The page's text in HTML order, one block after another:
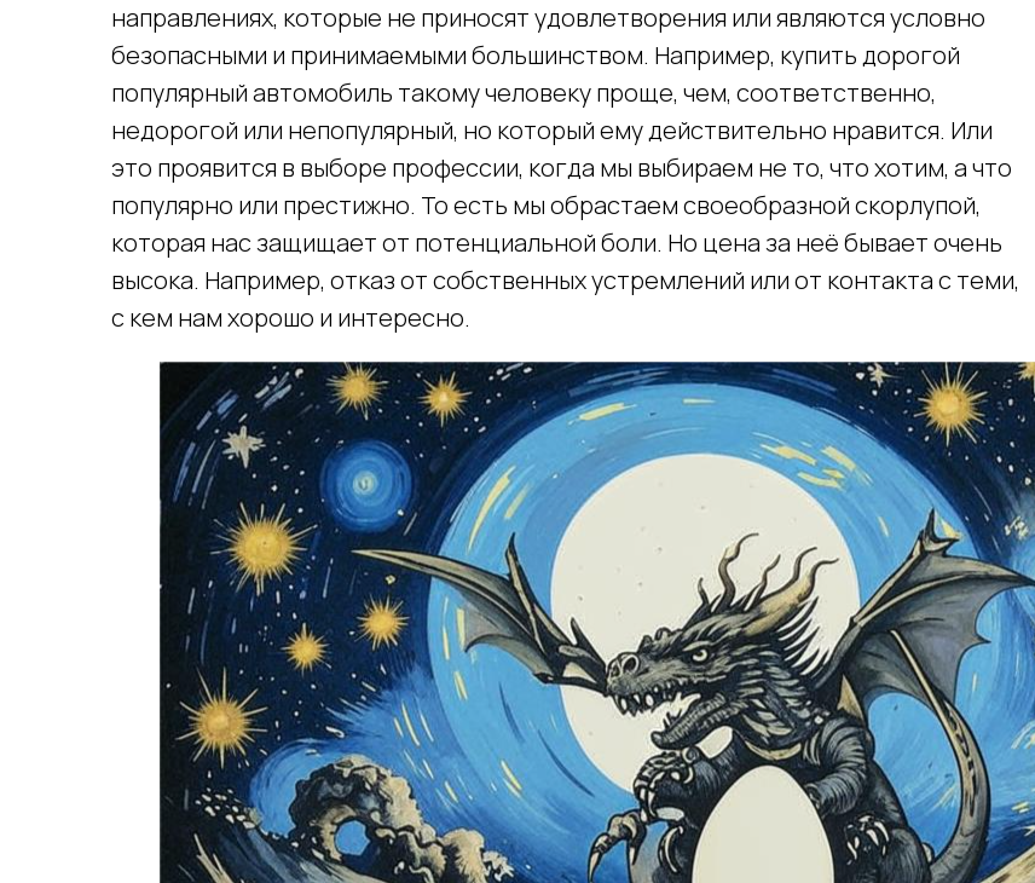
направлениях, которые не приносят удовлетворения или являются условно
безопасными и принимаемыми большинством. Например, купить дорогой
популярный автомобиль такому человеку проще, чем, соответственно,
недорогой или непопулярный, но который ему действительно нравится. Или
это проявится в выборе профессии, когда мы выбираем не то, что хотим, а что
популярно или престижно. То есть мы обрастаем своеобразной скорлупой,
которая нас защищает от потенциальной боли. Но цена за неё бывает очень
высока. Например, отказ от собственных устремлений или от контакта с теми,
с кем нам хорошо и интересно.